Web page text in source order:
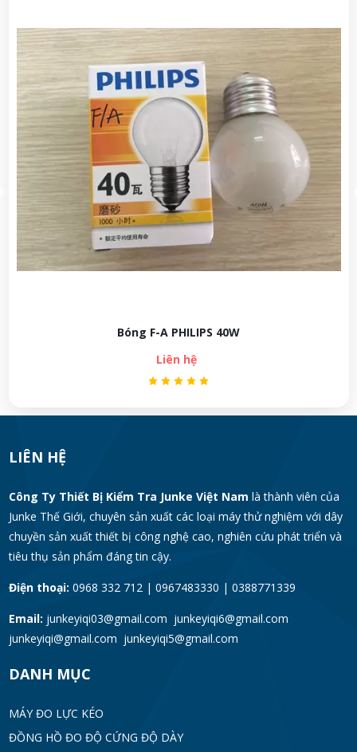
LIÊN HỆ
Công Ty Thiết Bị Kiểm Tra Junke Việt Nam là thành viên của
Junke Thế Giới, chuyên sản xuất các loại máy thử nghiệm với dây
chuyền sản xuất thiết bị công nghệ cao, nghiên cứu phát triển và
tiêu thụ sản phẩm đáng tin cậy.
Điện thoại: 0968 332 712 | 0967483330 | 0388771339
Email: junkeyiqi03@gmail.com junkeyiqi6@gmail.com
junkeyiqi@gmail.com junkeyiqi5@gmail.com
DANH MỤC
MÁY ĐO LỰC KÉO
ĐỒNG HỒ ĐO ĐỘ CỨNG ĐỘ DÀY